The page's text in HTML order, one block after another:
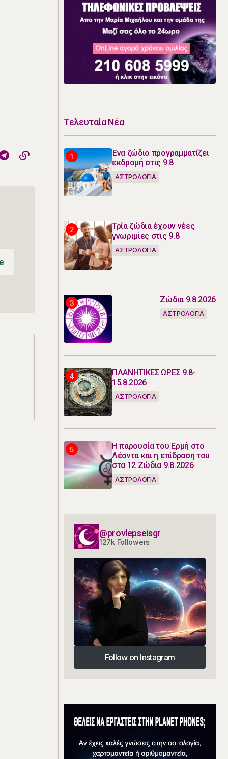
Τελευταία Νέα
Ένα ζώδιο προγραμματίζει
εκδρομή στις 9.8
ΑΣΤΡΟΛΟΓΙΑ
Τρία ζώδια έχουν νέες
γνωριμίες στις 9.8
ΑΣΤΡΟΛΟΓΙΑ
Ζώδια 9.8.2026
ΑΣΤΡΟΛΟΓΙΑ
ΠΛΑΝΗΤΙΚΕΣ ΩΡΕΣ 9.8-
15.8.2026
ΑΣΤΡΟΛΟΓΙΑ
Η παρουσία του Ερμή στο
Λέοντα και η επίδραση του
στα 12 Ζώδια 9.8.2026
ΑΣΤΡΟΛΟΓΙΑ
@provlepseisgr
127k Followers
Follow on Instagram
Follow on Instagram